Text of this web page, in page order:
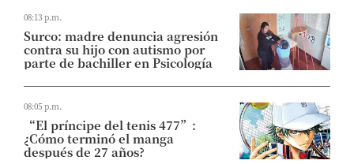
08:13 p.m.
Surco: madre denuncia agresión
contra su hijo con autismo por
parte de bachiller en Psicología
08:05 p.m.
“El príncipe del tenis 477”:
¿Cómo terminó el manga
después de 27 años?